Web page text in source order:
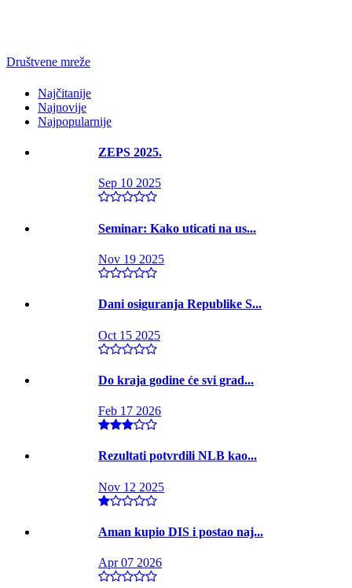
Društvene mreže
Najčitanije
Najnovije
Najpopularnije
ZEPS 2025.
Sep 10 2025
Seminar: Kako uticati na us...
Nov 19 2025
Dani osiguranja Republike S...
Oct 15 2025
Do kraja godine će svi grad...
Feb 17 2026
Rezultati potvrdili NLB kao...
Nov 12 2025
Aman kupio DIS i postao naj...
Apr 07 2026